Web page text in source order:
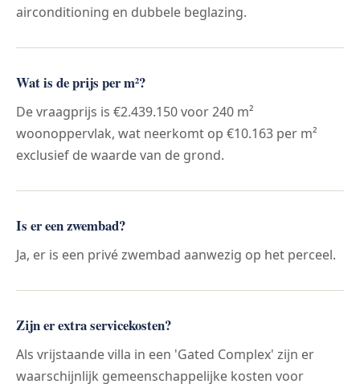
airconditioning en dubbele beglazing.
Wat is de prijs per m²?
De vraagprijs is €2.439.150 voor 240 m²
woonoppervlak, wat neerkomt op €10.163 per m²
exclusief de waarde van de grond.
Is er een zwembad?
Ja, er is een privé zwembad aanwezig op het perceel.
Zijn er extra servicekosten?
Als vrijstaande villa in een 'Gated Complex' zijn er
waarschijnlijk gemeenschappelijke kosten voor